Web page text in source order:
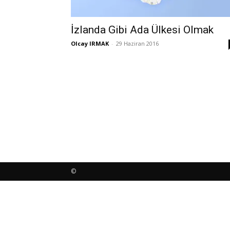
İzlanda Gibi Ada Ülkesi Olmak
Olcay IRMAK - 29 Haziran 2016
©